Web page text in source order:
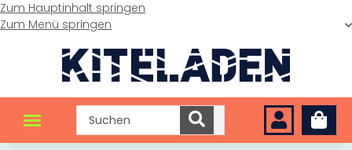
Zum Hauptinhalt springen
Zum Menü springen